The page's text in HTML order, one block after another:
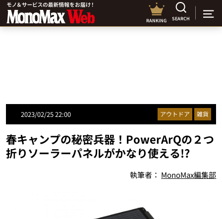
RANKING SEARCH
2023/02/25 22:00 アウトドア 雑貨
春キャンプの秘密兵器！PowerArQの２つ
折りソーラーパネルがかなり使える!?
執筆者： MonoMax編集部